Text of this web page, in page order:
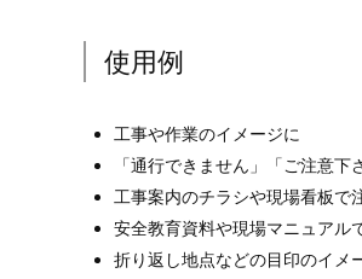
使用例
工事や作業のイメージに
「通行できません」「ご注意
工事案内のチラシや現場看板で
安全教育資料や現場マニュアル
折り返し地点などの目印のイメ